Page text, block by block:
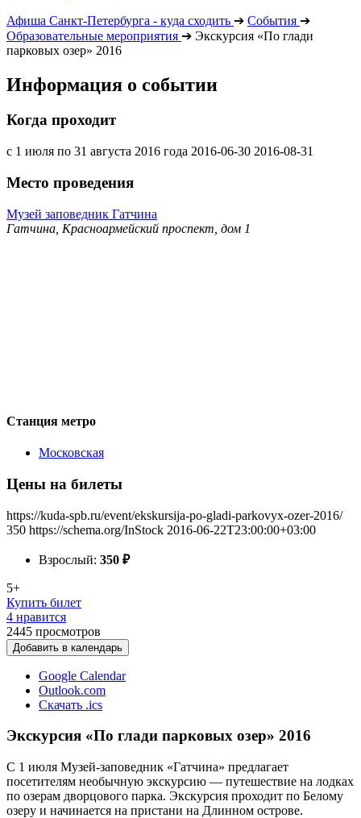
Афиша Санкт-Петербурга - куда сходить ➔ События ➔
Образовательные мероприятия ➔ Экскурсия «По глади
парковых озер» 2016
Информация о событии
Когда проходит
с 1 июля по 31 августа 2016 года 2016-06-30 2016-08-31
Место проведения
Музей заповедник Гатчина
Гатчина, Красноармейский проспект, дом 1
Станция метро
Московская
Цены на билеты
https://kuda-spb.ru/event/ekskursija-po-gladi-parkovyx-ozer-2016/
350 https://schema.org/InStock 2016-06-22T23:00:00+03:00
Взрослый: 350 ₽
5+
Купить билет
4 нравится
2445 просмотров
Добавить в календарь
Google Calendar
Outlook.com
Скачать .ics
Экскурсия «По глади парковых озер» 2016
C 1 июля Музей-заповедник «Гатчина» предлагает
посетителям необычную экскурсию — путешествие на лодках
по озерам дворцового парка. Экскурсия проходит по Белому
озеру и начинается на пристани на Длинном острове.